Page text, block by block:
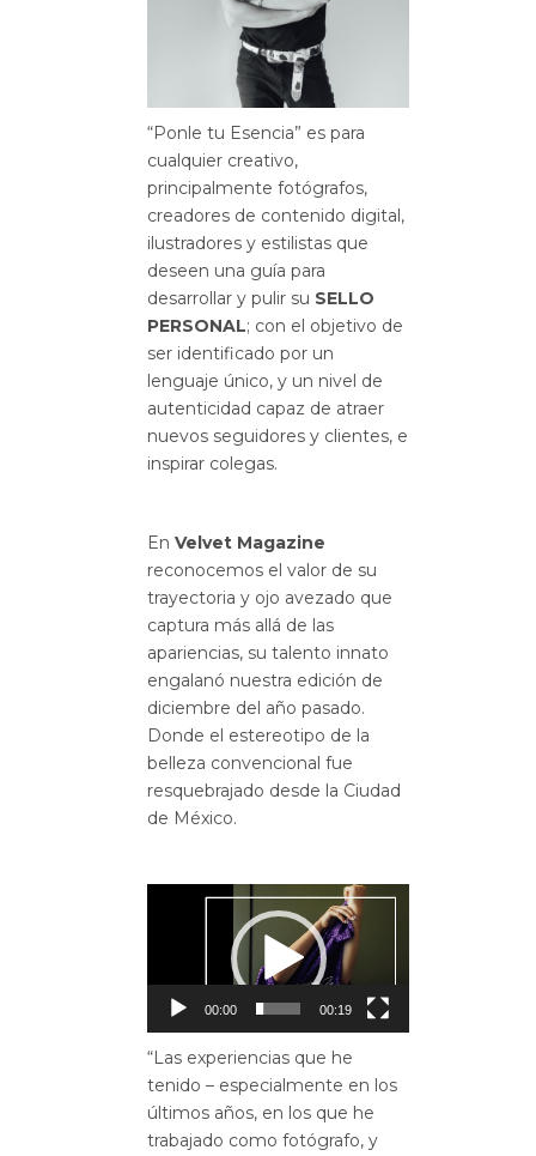
“Ponle tu Esencia” es para
cualquier creativo,
principalmente fotógrafos,
creadores de contenido digital,
ilustradores y estilistas que
deseen una guía para
desarrollar y pulir su SELLO
PERSONAL; con el objetivo de
ser identificado por un
lenguaje único, y un nivel de
autenticidad capaz de atraer
nuevos seguidores y clientes, e
inspirar colegas.
En Velvet Magazine
reconocemos el valor de su
trayectoria y ojo avezado que
captura más allá de las
apariencias, su talento innato
engalanó nuestra edición de
diciembre del año pasado.
Donde el estereotipo de la
belleza convencional fue
resquebrajado desde la Ciudad
de México.
Reproductor
00:00 00:19
“Las experiencias que he
tenido – especialmente en los
últimos años, en los que he
trabajado como fotógrafo, y